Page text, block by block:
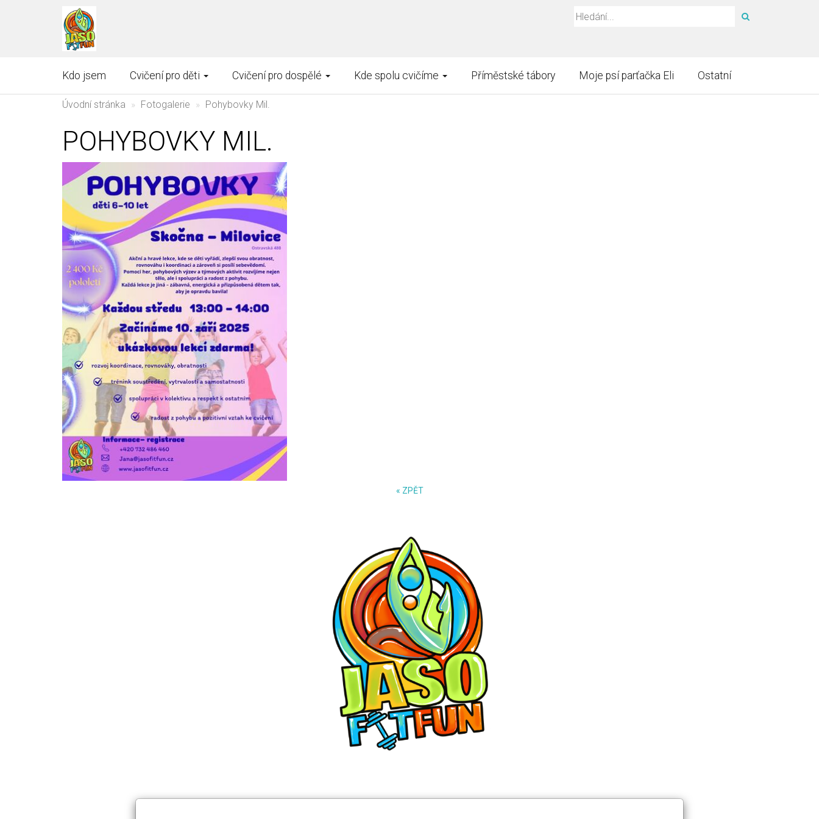
Kdo jsem Cvičení pro děti Cvičení pro dospělé Kde spolu cvičíme Příměstské tábory Moje psí parťačka Eli Ostatní
Úvodní stránka Fotogalerie Pohybovky Mil.
POHYBOVKY MIL.
« ZPĚT